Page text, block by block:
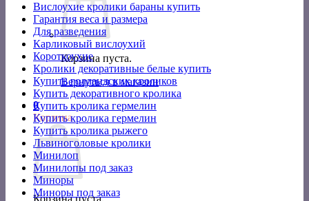
Корзина пуста.
Вернуться в магазин
0
Корзина
Корзина пуста.
Вислоухие кролики бараны купить
Гарантия веса и размера
Для разведения
Карликовый вислоухий
Короткоухие
Кролики декоративные белые купить
Купить голландских кроликов
Купить декоративного кролика
Купить кролика гермелин
Купить кролика гермелин
Купить кролика рыжего
Львиноголовые кролики
Минилоп
Минилопы под заказ
Миноры
Миноры под заказ